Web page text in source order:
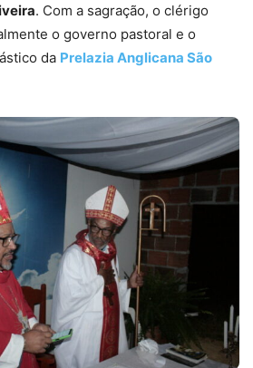
. Com a sagração, o clérigo
o governo pastoral e o
da Prelazia Anglicana São